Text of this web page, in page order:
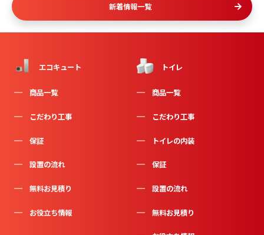
新着情報一覧
エコキュート
商品一覧
こだわり工事
保証
設置の流れ
無料お見積り
お役立ち情報
トイレ
商品一覧
こだわり工事
トイレの内装
保証
設置の流れ
無料お見積り